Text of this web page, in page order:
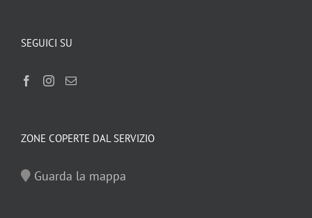
SEGUICI SU
ZONE COPERTE DAL SERVIZIO
Guarda la mappa